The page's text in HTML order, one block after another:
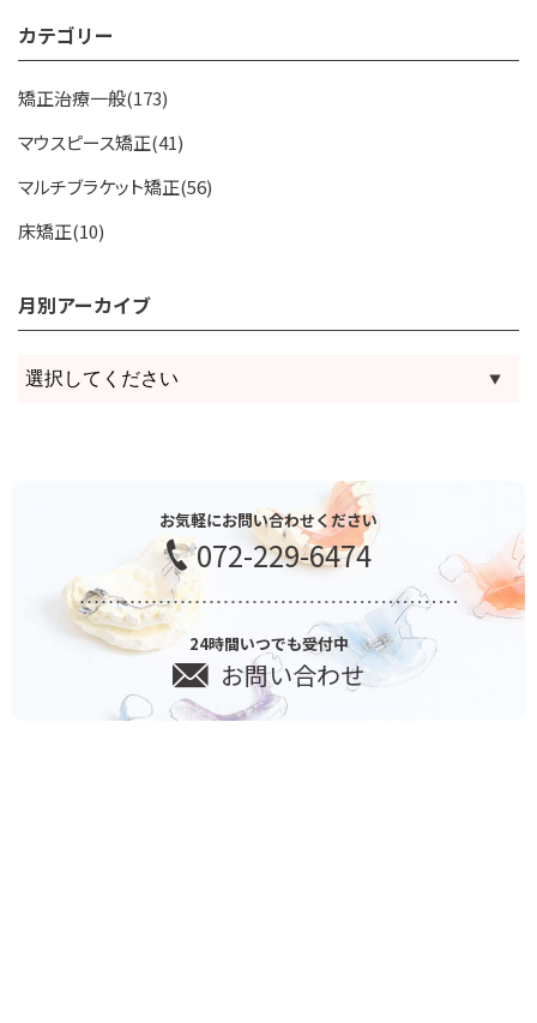
カテゴリー
矯正治療一般(173)
マウスピース矯正(41)
マルチブラケット矯正(56)
床矯正(10)
月別アーカイブ
お気軽にお問い合わせください
072-229-6474
24時間いつでも受付中
お問い合わせ